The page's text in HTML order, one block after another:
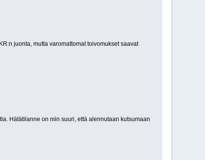
juonta, mutta varomattomat toivomukset saavat
Hätätilanne on niin suuri, että alennutaan kutsumaan